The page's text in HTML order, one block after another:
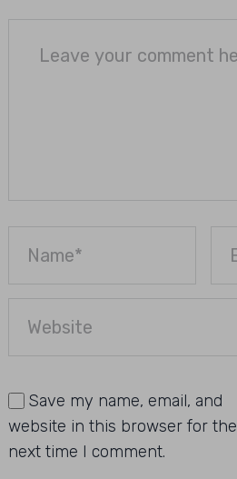
Save my name, email, and
website in this browser for the
next time I comment.